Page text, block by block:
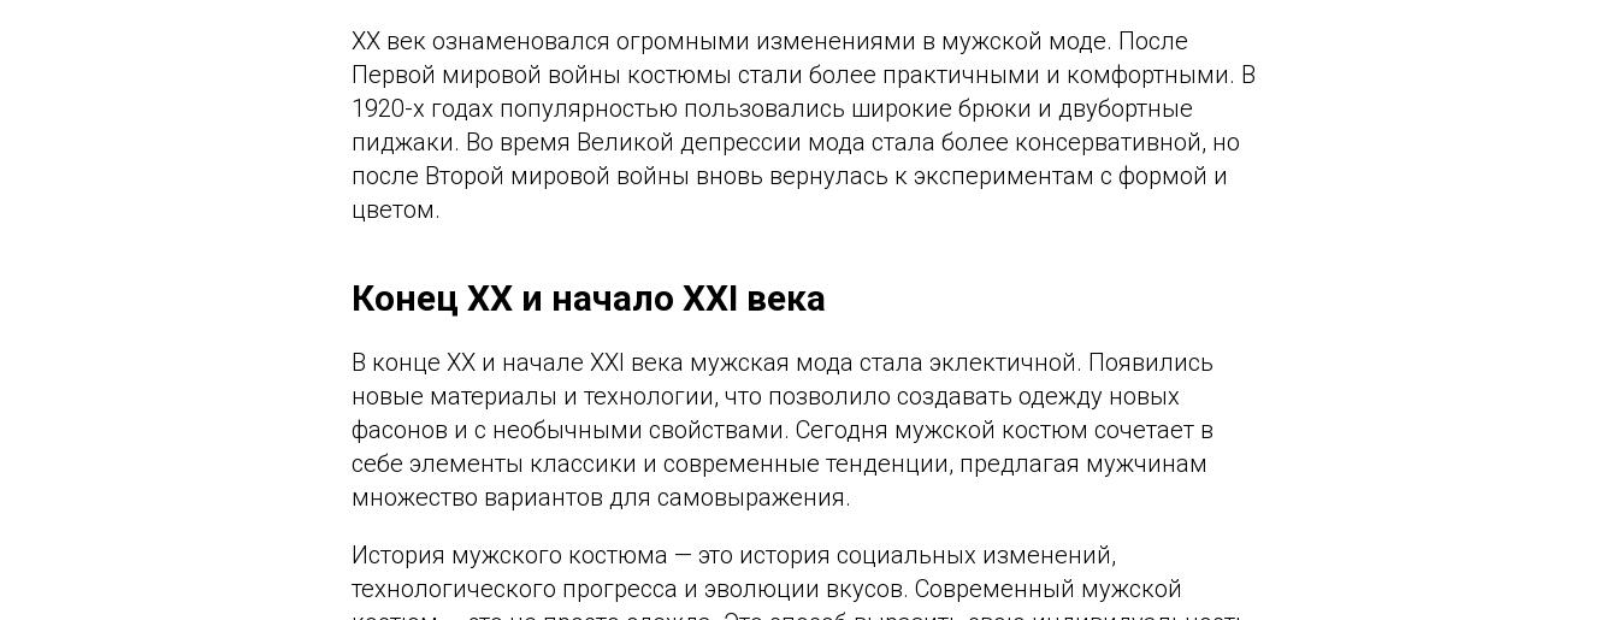
XX век ознаменовался огромными изменениями в мужской моде. После
Первой мировой войны костюмы стали более практичными и комфортными. В
1920-х годах популярностью пользовались широкие брюки и двубортные
пиджаки. Во время Великой депрессии мода стала более консервативной, но
после Второй мировой войны вновь вернулась к экспериментам с формой и
цветом.
Конец XX и начало XXI века
В конце XX и начале XXI века мужская мода стала эклектичной. Появились
новые материалы и технологии, что позволило создавать одежду новых
фасонов и с необычными свойствами. Сегодня мужской костюм сочетает в
себе элементы классики и современные тенденции, предлагая мужчинам
множество вариантов для самовыражения.
История мужского костюма — это история социальных изменений,
технологического прогресса и эволюции вкусов. Современный мужской